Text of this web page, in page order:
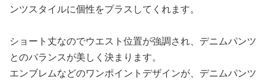
ンツスタイルに個性をプラスしてくれます。
ショート丈なのでウエスト位置が強調され、デニムパンツ
とのバランスが美しく決まります。
エンブレムなどのワンポイントデザインが、デニムパンツ